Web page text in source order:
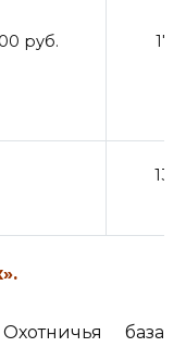
руб.
Охотничья база